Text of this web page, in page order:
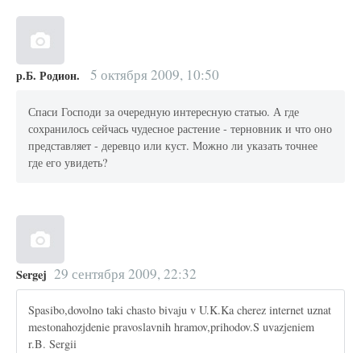
р.Б. Родион. 5 октября 2009, 10:50
Спаси Господи за очередную интересную статью. А где
сохранилось сейчась чудесное растение - терновник и что оно
представляет - деревцо или куст. Можно ли указать точнее
где его увидеть?
Sergej 29 сентября 2009, 22:32
Spasibo,dovolno taki chasto bivaju v U.K.Ka cherez internet uznat
mestonahozjdenie pravoslavnih hramov,prihodov.S uvazjeniem
r.B. Sergii